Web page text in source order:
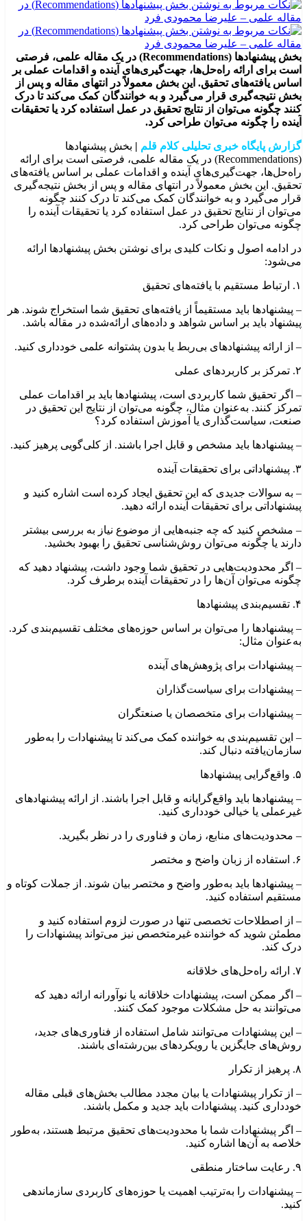
بخش پیشنهادها (Recommendations) در یک مقاله علمی، فرصتی
است برای ارائه راه‌حل‌ها، جهت‌گیری‌های آینده و اقدامات عملی بر
اساس یافته‌های تحقیق. این بخش معمولاً در انتهای مقاله و پس از
بخش نتیجه‌گیری قرار می‌گیرد و به خوانندگان کمک می‌کند تا درک
کنند چگونه می‌توان از نتایج تحقیق در عمل استفاده کرد یا تحقیقات
آینده را چگونه می‌توان طراحی کرد.
گزارش پایگاه خبری تحلیلی کلام قلم | بخش پیشنهادها
(Recommendations) در یک مقاله علمی، فرصتی است برای ارائه
راه‌حل‌ها، جهت‌گیری‌های آینده و اقدامات عملی بر اساس یافته‌های
تحقیق. این بخش معمولاً در انتهای مقاله و پس از بخش نتیجه‌گیری
قرار می‌گیرد و به خوانندگان کمک می‌کند تا درک کنند چگونه
می‌توان از نتایج تحقیق در عمل استفاده کرد یا تحقیقات آینده را
چگونه می‌توان طراحی کرد.
در ادامه اصول و نکات کلیدی برای نوشتن بخش پیشنهادها ارائه
می‌شود:
۱. ارتباط مستقیم با یافته‌های تحقیق
– پیشنهادها باید مستقیماً از یافته‌های تحقیق شما استخراج شوند. هر
پیشنهاد باید بر اساس شواهد و داده‌های ارائه‌شده در مقاله باشد.
– از ارائه پیشنهادهای بی‌ربط یا بدون پشتوانه علمی خودداری کنید.
۲. تمرکز بر کاربردهای عملی
– اگر تحقیق شما کاربردی است، پیشنهادها باید بر اقدامات عملی
تمرکز کنند. به‌عنوان مثال، چگونه می‌توان از نتایج این تحقیق در
صنعت، سیاست‌گذاری یا آموزش استفاده کرد؟
– پیشنهادها باید مشخص و قابل اجرا باشند. از کلی‌گویی پرهیز کنید.
۳. پیشنهاداتی برای تحقیقات آینده
– به سوالات جدیدی که این تحقیق ایجاد کرده است اشاره کنید و
پیشنهاداتی برای تحقیقات آینده ارائه دهید.
– مشخص کنید که چه جنبه‌هایی از موضوع نیاز به بررسی بیشتر
دارند یا چگونه می‌توان روش‌شناسی تحقیق را بهبود بخشید.
– اگر محدودیت‌هایی در تحقیق شما وجود داشت، پیشنهاد دهید که
چگونه می‌توان آن‌ها را در تحقیقات آینده برطرف کرد.
۴. تقسیم‌بندی پیشنهادها
– پیشنهادها را می‌توان بر اساس حوزه‌های مختلف تقسیم‌بندی کرد.
به‌عنوان مثال:
– پیشنهادات برای پژوهش‌های آینده
– پیشنهادات برای سیاست‌گذاران
– پیشنهادات برای متخصصان یا صنعتگران
– این تقسیم‌بندی به خواننده کمک می‌کند تا پیشنهادات را به‌طور
سازمان‌یافته دنبال کند.
۵. واقع‌گرایی پیشنهادها
– پیشنهادها باید واقع‌گرایانه و قابل اجرا باشند. از ارائه پیشنهادهای
غیرعملی یا خیالی خودداری کنید.
– محدودیت‌های منابع، زمان و فناوری را در نظر بگیرید.
۶. استفاده از زبان واضح و مختصر
– پیشنهادها باید به‌طور واضح و مختصر بیان شوند. از جملات کوتاه و
مستقیم استفاده کنید.
– از اصطلاحات تخصصی تنها در صورت لزوم استفاده کنید و
مطمئن شوید که خواننده غیرمتخصص نیز می‌تواند پیشنهادات را
درک کند.
۷. ارائه راه‌حل‌های خلاقانه
– اگر ممکن است، پیشنهادات خلاقانه یا نوآورانه ارائه دهید که
می‌توانند به حل مشکلات موجود کمک کنند.
– این پیشنهادات می‌توانند شامل استفاده از فناوری‌های جدید،
روش‌های جایگزین یا رویکردهای بین‌رشته‌ای باشند.
۸. پرهیز از تکرار
– از تکرار پیشنهادات یا بیان مجدد مطالب بخش‌های قبلی مقاله
خودداری کنید. پیشنهادات باید جدید و مکمل باشند.
– اگر پیشنهادات شما با محدودیت‌های تحقیق مرتبط هستند، به‌طور
خلاصه به آن‌ها اشاره کنید.
۹. رعایت ساختار منطقی
– پیشنهادات را به‌ترتیب اهمیت یا حوزه‌های کاربردی سازماندهی
کنید.